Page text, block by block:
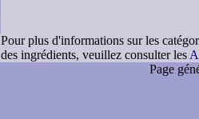
Pour plus d'informations sur les
des ingrédients, veuillez consulter les
Page